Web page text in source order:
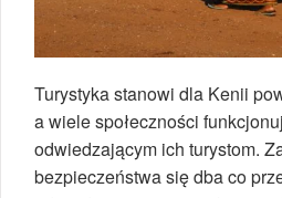
Turystyka stanowi dla Kenii
a wiele społeczności
odwiedzającym ich turystom.
bezpieczeństwa się dba co